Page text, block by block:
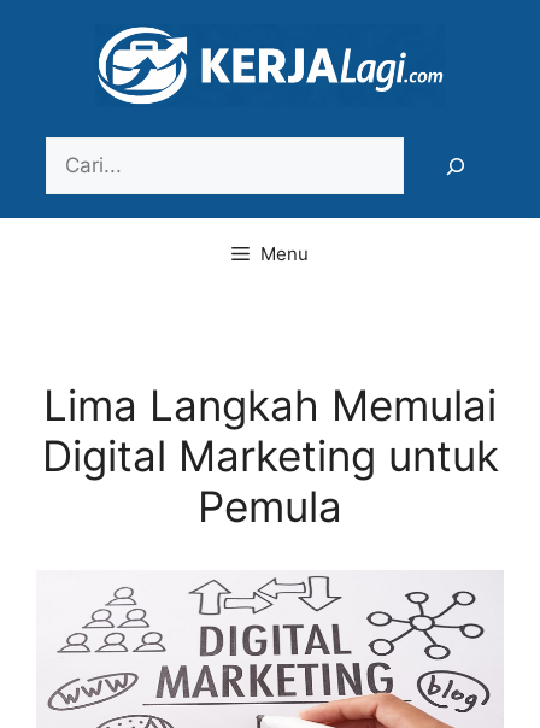
Menu
Lima Langkah Memulai
Digital Marketing untuk
Pemula